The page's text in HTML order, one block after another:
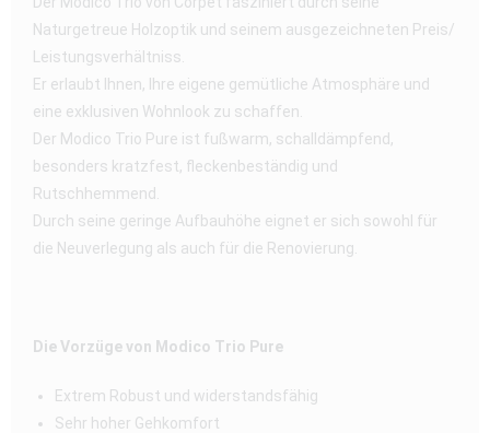
Naturgetreue Holzoptik und seinem ausgezeichneten Preis/
Leistungsverhältniss.
Er erlaubt Ihnen, Ihre eigene gemütliche Atmosphäre und
eine exklusiven Wohnlook zu schaffen.
Der Modico Trio Pure ist fußwarm, schalldämpfend,
besonders kratzfest, fleckenbeständig und
Rutschhemmend.
Durch seine geringe Aufbauhöhe eignet er sich sowohl für
die Neuverlegung als auch für die Renovierung.
Die Vorzüge von Modico Trio Pure
Extrem Robust und widerstandsfähig
Sehr hoher Gehkomfort